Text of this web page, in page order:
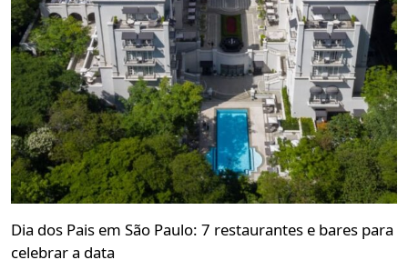
Dia dos Pais em São Paulo: 7 restaurantes e bares para
celebrar a data